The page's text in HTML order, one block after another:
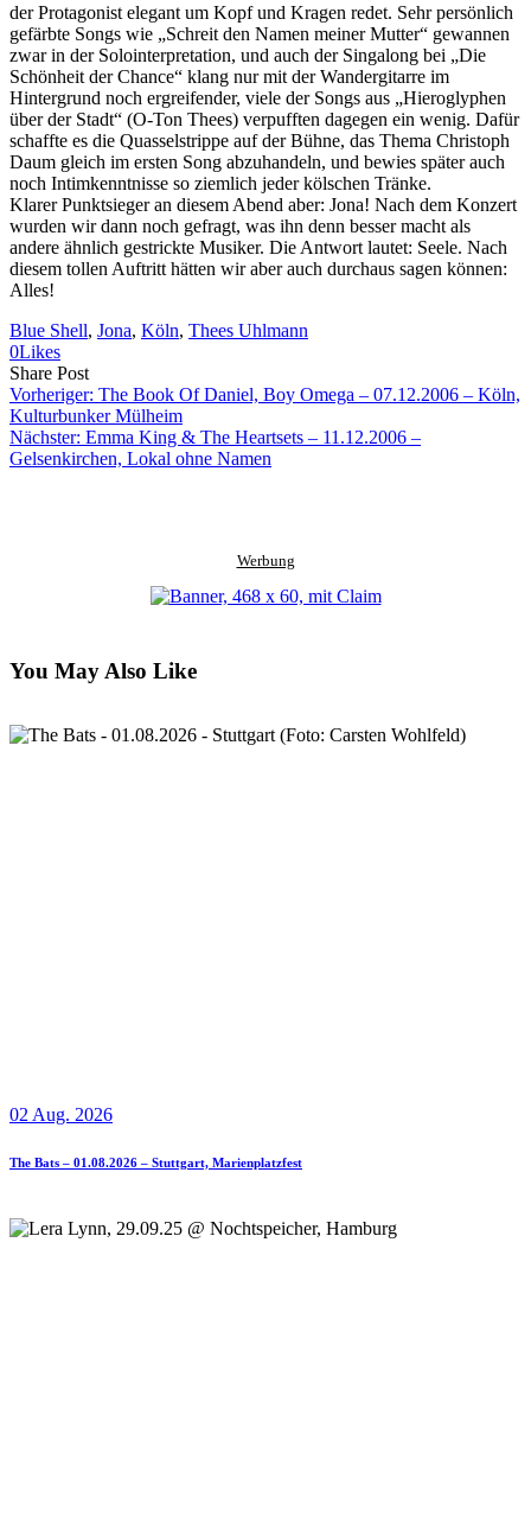
der Protagonist elegant um Kopf und Kragen redet. Sehr persönlich
gefärbte Songs wie „Schreit den Namen meiner Mutter“ gewannen
zwar in der Solointerpretation, und auch der Singalong bei „Die
Schönheit der Chance“ klang nur mit der Wandergitarre im
Hintergrund noch ergreifender, viele der Songs aus „Hieroglyphen
über der Stadt“ (O-Ton Thees) verpufften dagegen ein wenig. Dafür
schaffte es die Quasselstrippe auf der Bühne, das Thema Christoph
Daum gleich im ersten Song abzuhandeln, und bewies später auch
noch Intimkenntnisse so ziemlich jeder kölschen Tränke.
Klarer Punktsieger an diesem Abend aber: Jona! Nach dem Konzert
wurden wir dann noch gefragt, was ihn denn besser macht als
andere ähnlich gestrickte Musiker. Die Antwort lautet: Seele. Nach
diesem tollen Auftritt hätten wir aber auch durchaus sagen können:
Alles!
Blue Shell, Jona, Köln, Thees Uhlmann
0Likes
Share PostShare
on
Facebook
Copy
URL
to
clipboard
Send
Link
via
eMail
Vorheriger: The Book Of Daniel, Boy Omega – 07.12.2006 – Köln,
Kulturbunker Mülheim
Nächster: Emma King & The Heartsets – 11.12.2006 –
Gelsenkirchen, Lokal ohne Namen
Werbung
You May Also Like
02 Aug. 2026
The Bats – 01.08.2026 – Stuttgart, Marienplatzfest